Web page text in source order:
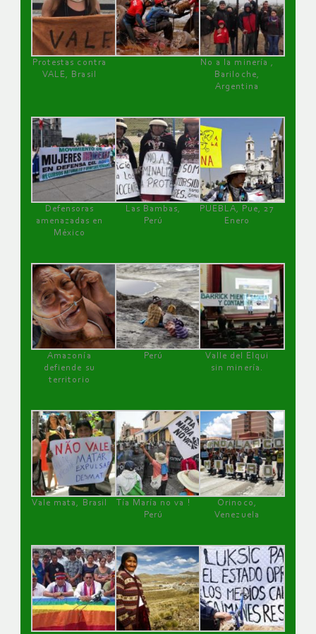
Protestas contra
VALE, Brasil
No a la minería ,
Bariloche,
Argentina
Defensoras
amenazadas en
México
Las Bambas,
Perú
PUEBLA, Pue, 27
Enero
Amazonía
defiende su
territorio
Perú
Valle del Elqui
sin minería.
Vale mata, Brasil
Tía María no va !
Perú
Orinoco,
Venezuela